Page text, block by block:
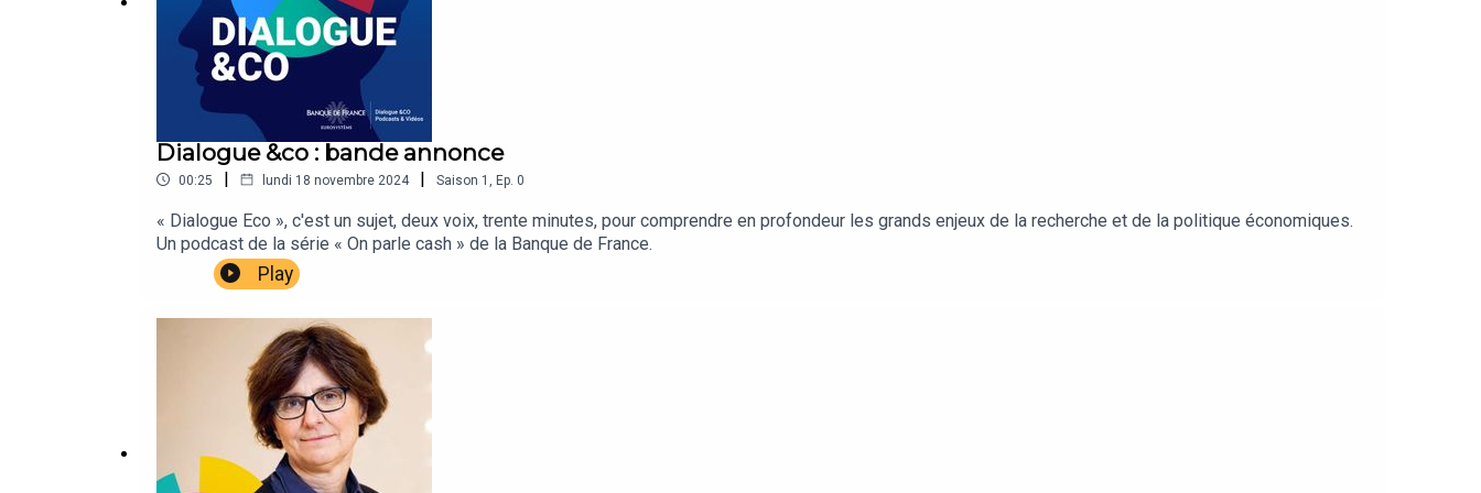
Abonnez-vous, commentez et laissez-nous des étoiles !
Dialogue &co : bande annonce
00:25 | lundi 18 novembre 2024 | Saison 1 Ep. 0
« Dialogue Eco », c'est un sujet, deux voix, trente minutes, pour comprendre en profondeur les grands enjeux de la recherche et de la politique économiques.
Un podcast de la série « On parle cash » de la Banque de France.
Play